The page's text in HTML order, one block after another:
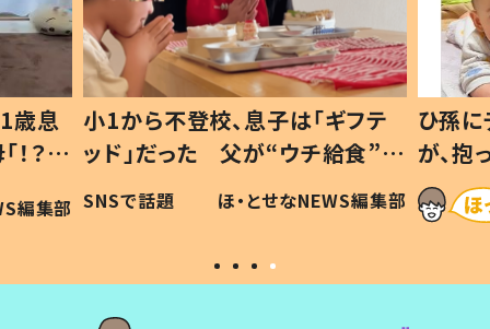
歳息
？」
編集部
小1から不登校、息子は「ギフテ
ッド」だった 父が“ウチ給食”を
作り続ける理由とは #令和の親
#令和の子
SNSで話題 ほ・とせなNEWS編集部
ひ孫
が、
「涙が
い」